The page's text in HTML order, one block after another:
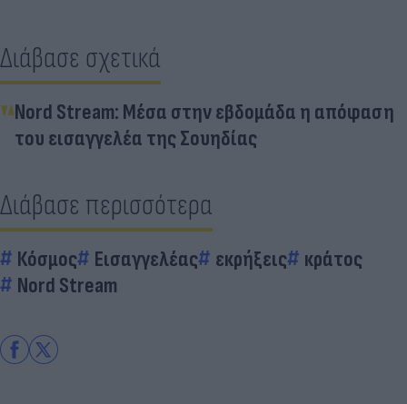
Διάβασε σχετικά
Nord Stream: Μέσα στην εβδομάδα η απόφαση
του εισαγγελέα της Σουηδίας
Διάβασε περισσότερα
Κόσμος Εισαγγελέας εκρήξεις
κράτος
Nord Stream